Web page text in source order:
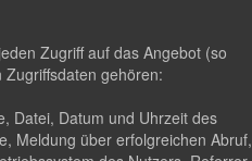
Zugriff auf das Angebot (so
gehören:
Datei, Datum und Uhrzeit des
Meldung über erfolgreichen Abruf,